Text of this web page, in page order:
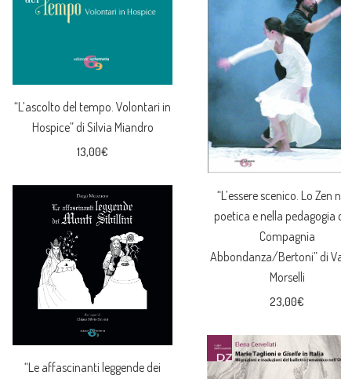
“L’ascolto del tempo. Volontari in
Hospice” di Silvia Miandro
13,00€
“L’essere scenico. Lo Zen
poetica e nella pedagogia
Compagnia
Abbondanza/Bertoni” di
Morselli
23,00€
“Le affascinanti leggende dei